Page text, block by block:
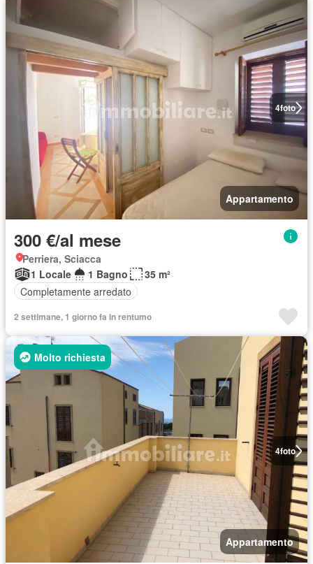
4foto
Appartamento
300 €/al mese
Perriera, Sciacca
1 Locale
1 Bagno
35 m²
Completamente arredato
2 settimane, 1 giorno fa in rentumo
4foto
Molto richiesta
Appartamento